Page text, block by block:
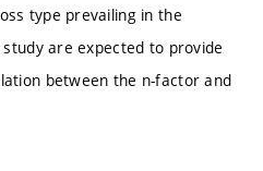
type prevailing in the
are expected to provide
between the n-factor and